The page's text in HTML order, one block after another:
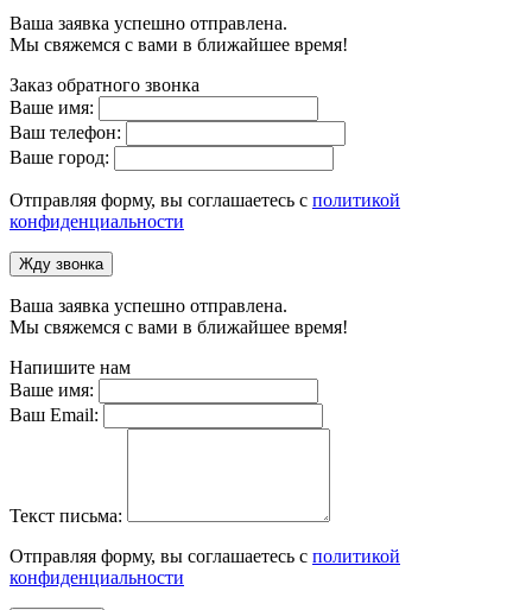
Ваша заявка успешно отправлена.
Мы свяжемся с вами в ближайшее время!
Заказ обратного звонка
Ваше имя:
Ваш телефон:
Ваше город:
Отправляя форму, вы соглашаетесь с политикой
конфиденциальности
Жду звонка
Ваша заявка успешно отправлена.
Мы свяжемся с вами в ближайшее время!
Напишите нам
Ваше имя:
Ваш Email:
Текст письма:
Отправляя форму, вы соглашаетесь с политикой
конфиденциальности